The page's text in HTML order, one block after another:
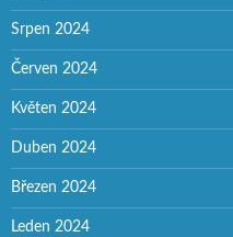
Srpen 2024
Červen 2024
Květen 2024
Duben 2024
Březen 2024
Leden 2024